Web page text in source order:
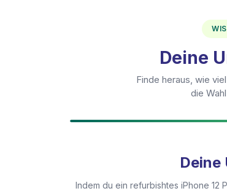
Deine
Finde heraus, wie
die
Deine
Indem du ein refurbishtes iPhone 12